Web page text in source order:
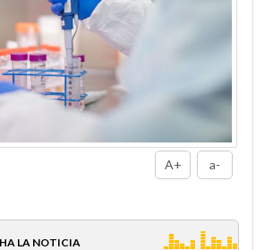
A+ a-
LA NOTICIA